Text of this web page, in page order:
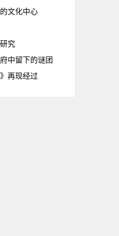
文化中心
究
中留下的谜团
再现经过